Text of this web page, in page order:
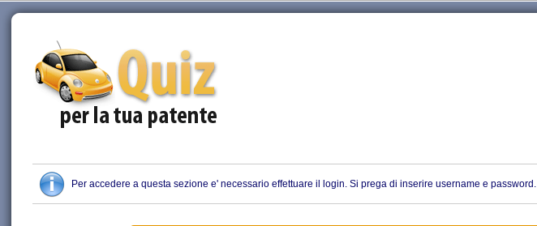
Per accedere a questa sezione e' necessario effettuare il login. Si prega di inserire username e password.